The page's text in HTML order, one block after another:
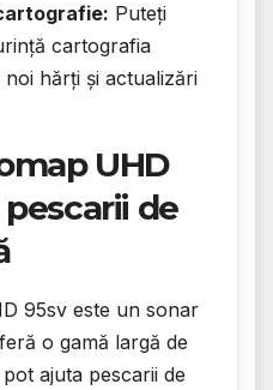
Puteți
cartografia
hărți și actualizări
UHD
de
95sv este un sonar
o gamă largă de
ajuta pescarii de